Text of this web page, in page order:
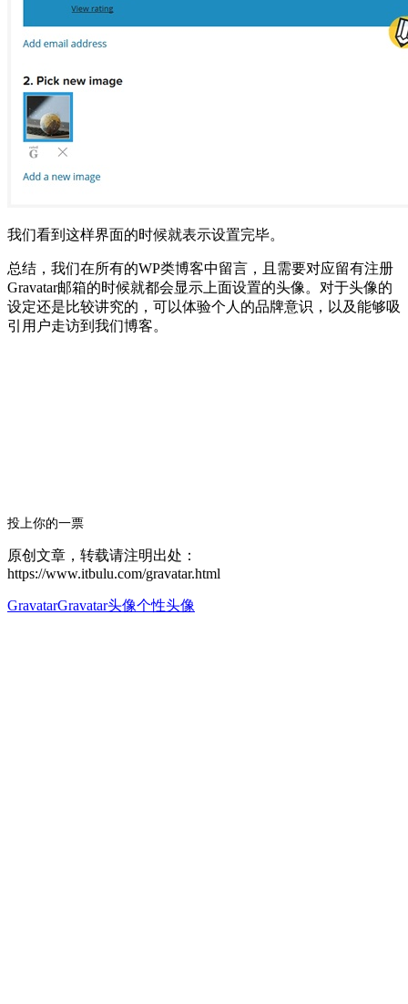
我们看到这样界面的时候就表示设置完毕。
总结，我们在所有的WP类博客中留言，且需要对应留有注册
Gravatar邮箱的时候就都会显示上面设置的头像。对于头像的
设定还是比较讲究的，可以体验个人的品牌意识，以及能够吸
引用户走访到我们博客。
投上你的一票
原创文章，转载请注明出处：
https://www.itbulu.com/gravatar.html
GravatarGravatar头像个性头像